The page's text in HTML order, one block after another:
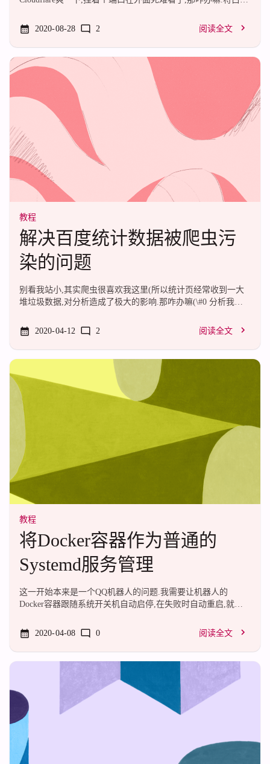
原理解析看一眼代码就看懂了,还解析个锤子哦(由于Worker的
Fetch API不能修改请求头的Host,所以我们额外加了一个Header
把真实的Host传到后端进行处理.后端再改写Header用传过来的
Host覆盖掉原来的Host,再传给Web服务器,这事情就算完了.很简
单.png
2020-08-28 2 阅读全文
教程
解决百度统计数据被爬虫污
染的问题
别看我站小,其实爬虫很喜欢我这里(所以统计页经常收到一大
堆垃圾数据,对分析造成了极大的影响.那咋办嘛(\#0 分析我这
商：电信屏幕分辨率：1024x768屏幕颜色：32-bit操作系统：
Win 7网络服务商：网通屏幕分辨率：1024x768屏幕颜色：32-
bit而一个普通的访客:操作系统：Win 7网络服务商：移动屏幕
分辨率：1366x768屏幕颜色：24-bit可以看出非常明显的特征:
分辨率为1024*768 (这种分辨率已经极其少见)颜色深度为32
(家用显示器基本上只有24)这种组合更是诡异那不用洗了,直接
前端过滤掉就好了....
2020-04-12 2 阅读全文
教程
将Docker容器作为普通的
Systemd服务管理
这一开始本来是一个QQ机器人的问题.我需要让机器人的
Docker容器跟随系统开关机自动启停,在失败时自动重启,就像
很简单,先说一下基本思路:写一个监控容器状况的脚本,容器退
出后脚本也退出,装作自己是容器的守护进程.在Service里
ExecStartPre和ExecStop里控制容器的启停,ExecStart里跑伪装的
守护进程.开始我们假设这里需要将一个叫contain的容器作为服
务.伪·守护进程好,让我们先写一个监控容器状况的脚本,这里暂
且叫daemon.sh.先来一个死循环,让脚本保持运行:#!/bin/bash
wh...
2020-04-08 0 阅读全文